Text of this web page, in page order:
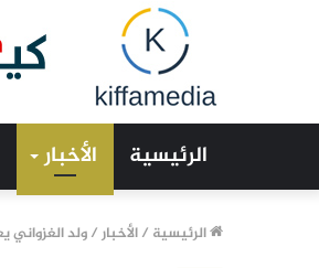
الرئيسية الأخبار
الرئيسية /الأخبار/ولد